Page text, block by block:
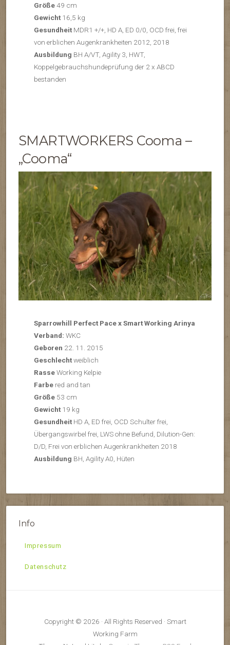
Größe49 cm
Gewicht 16,5 kg
Gesundheit MDR1 +/+, HD A, ED 0/0, OCD frei, frei
von erblichen Augenkrankheiten 2012, 2018
Ausbildung BH A/VT, Agility 3, HWT,
Koppelgebrauchshundeprüfung der 2 x ABCD
bestanden
SMARTWORKERS Cooma –
„Cooma“
Sparrowhill Perfect Pace x Smart Working Arinya
Verband:WKC
Geboren 22. 11. 2015
Geschlechtweiblich
RasseWorking Kelpie
Farbe red and tan
Größe 53 cm
Gewicht 19 kg
Gesundheit HD A, ED frei, OCD Schulter frei,
Übergangswirbel frei, LWS ohne Befund, Dilution-Gen:
D/D, Frei von erblichen Augenkrankheiten 2018
Ausbildung BH, Agility A0, Hüten
Info
Impressum
Datenschutz
Copyright © 2026 · All Rights Reserved · Smart
Working Farm